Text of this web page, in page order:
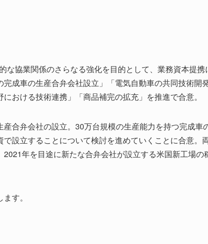
な協業関係のさらなる強化を目的として、業務資本提携
成車の生産合弁会社設立」「電気自動車の共同技術開
おける技術連携」「商品補完の拡充」を推進で合意。
産合弁会社の設立。30万台規模の生産能力を持つ完成車
設立することについて検討を進めていくことに合意。
年を目途に新たな合弁会社が設立する米国新工場の
す。